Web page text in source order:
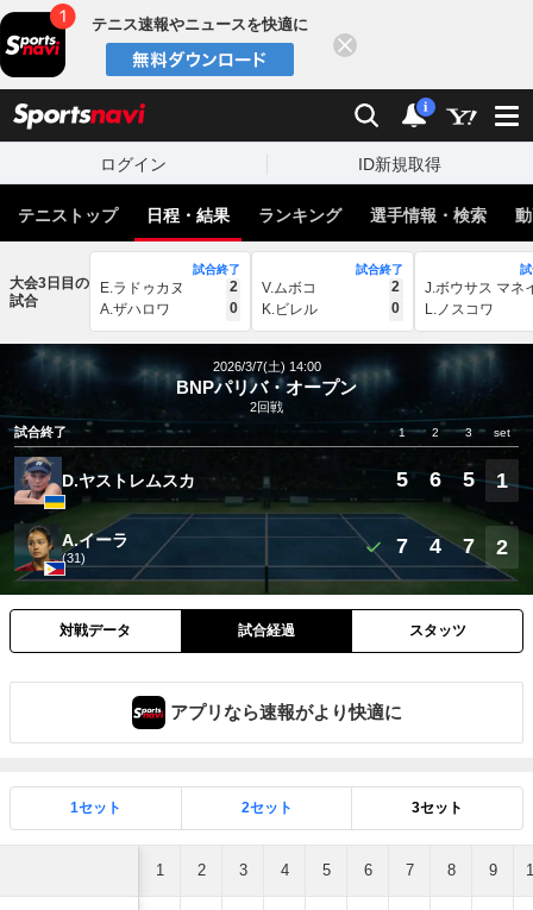
テニス速報やニュースを快適に
検索 通知
i
ログイン ID新規取得
テニストップ 日程・結果 ランキング 選手情報・検索
大会3日目の
試合
試合終了
E.ラドゥカヌ
2
A.ザハロワ
0
試合終了
V.ムボコ
2
K.ビレル
0
J.ボウサス マネ
L.ノスコワ
2026/3/7(土) 14:00
BNPパリバ・オープン
2回戦
試合終了
1 2 3 set
D.ヤストレムスカ 5 6 5 1
A.イーラ
(31) 7 4 7 2
対戦データ 試合経過 スタッツ
アプリなら速報がより快適に
1セット 2セット 3セット
1 2 3 4 5 6 7 8 9